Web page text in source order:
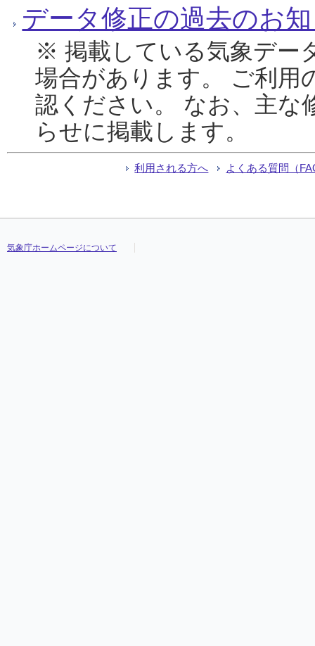
データ修正の過去のお
※ 掲載している気象デー
場合があります。 ご利用
認ください。 なお、主な
らせに掲載します。
利用される方へ よくある質問（
気象庁ホームページについて